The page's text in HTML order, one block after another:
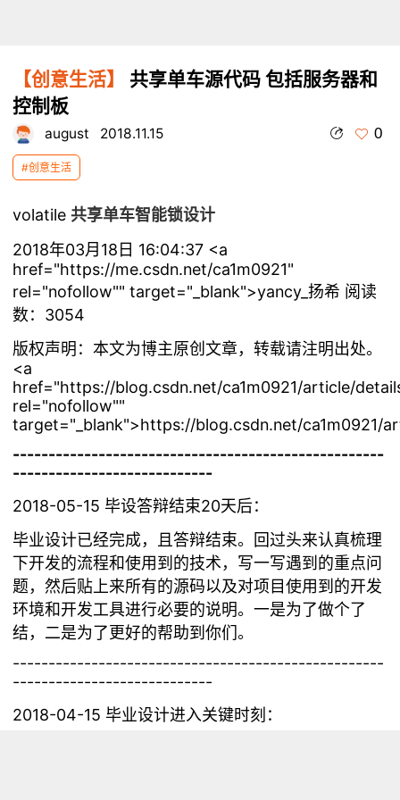
【创意生活】
共享单车源代码 包括服务器和
控制板
august 2018.11.15 0
#创意生活
volatile共享单车智能锁设计
2018年03月18日 16:04:37 <a
href="https://me.csdn.net/ca1m0921"
rel="nofollow"" target="_blank">yancy_扬希 阅读
数：3054
版权声明：本文为博主原创文章，转载请注明出处。
<a
href="https://blog.csdn.net/ca1m0921/article/
rel="nofollow""
target="_blank">https://blog.csdn.net/ca1m0921/
----------------------------------------------------
----------------------------
2018-05-15 毕设答辩结束20天后：
毕业设计已经完成，且答辩结束。回过头来认真梳理
下开发的流程和使用到的技术，写一写遇到的重点问
题，然后贴上来所有的源码以及对项目使用到的开发
环境和开发工具进行必要的说明。一是为了做个了
结，二是为了更好的帮助到你们。
----------------------------------------------------
----------------------------
2018-04-15 毕业设计进入关键时刻：